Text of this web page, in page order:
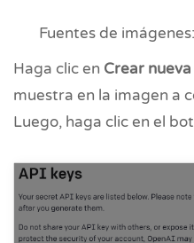
Fuentes de
Haga clic en Crear
muestra en la imagen a
Luego, haga clic en el